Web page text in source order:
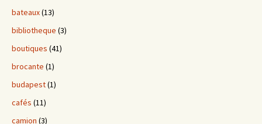
bateaux(13)
bibliotheque (3)
boutiques (41)
brocante (1)
budapest(1)
cafés (11)
camion (3)